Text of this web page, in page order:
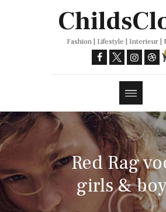
Fashion | Lifestyle | Interieur |
Red Rag
girls &
Trends